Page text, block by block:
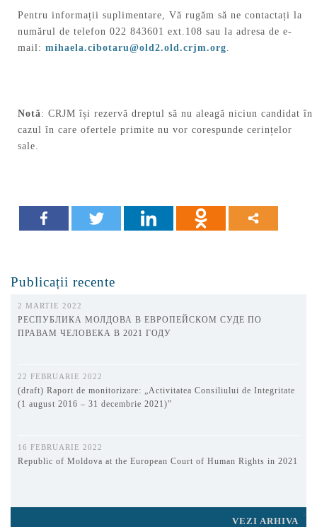
Pentru informații suplimentare, Vă rugăm să ne contactați la
numărul de telefon 022 843601 ext.108 sau la adresa de e-
mail: mihaela.cibotaru@old2.old.crjm.org
Notă: CRJM își rezervă dreptul să nu aleagă niciun candidat în
cazul în care ofertele primite nu vor corespunde cerințelor
sale.
Publicații recente
2 MARTIE 2022
РЕСПУБЛИКА МОЛДОВА В ЕВРОПЕЙСКОМ СУДЕ ПО
ПРАВАМ ЧЕЛОВЕКА В 2021 ГОДУ
22 FEBRUARIE 2022
(draft) Raport de monitorizare: „Activitatea Consiliului de Integritate
(1 august 2016 – 31 decembrie 2021)”
16 FEBRUARIE 2022
Republic of Moldova at the European Court of Human Rights in 2021
VEZI ARHIVA